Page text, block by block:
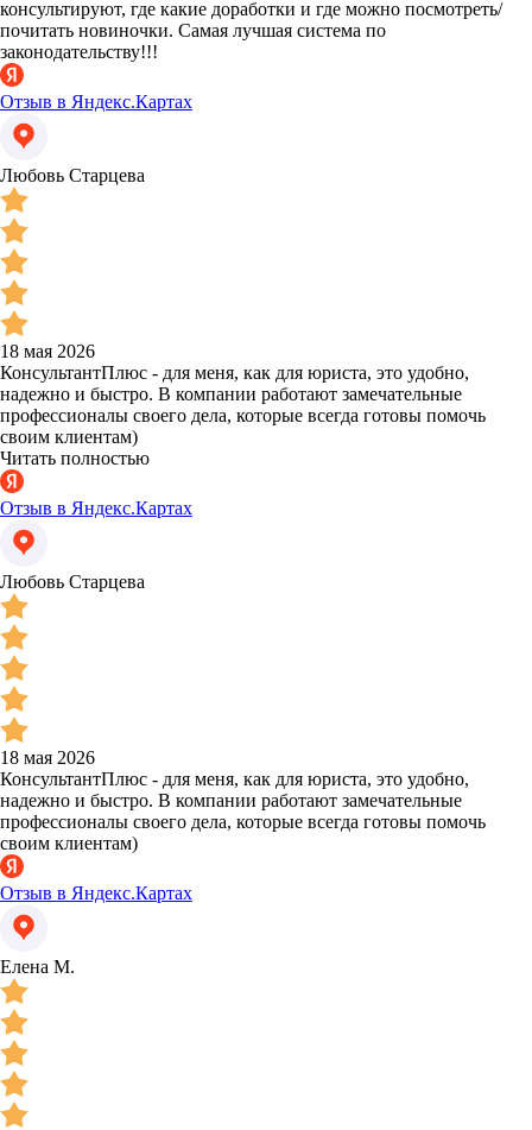
консультируют, где какие доработки и где можно посмотреть/
почитать новиночки. Самая лучшая система по
законодательству!!!
Отзыв в Яндекс.Картах
Любовь Старцева
18 мая 2026
КонсультантПлюс - для меня, как для юриста, это удобно,
надежно и быстро. В компании работают замечательные
профессионалы своего дела, которые всегда готовы помочь
своим клиентам)
Читать полностью
Отзыв в Яндекс.Картах
Любовь Старцева
18 мая 2026
КонсультантПлюс - для меня, как для юриста, это удобно,
надежно и быстро. В компании работают замечательные
профессионалы своего дела, которые всегда готовы помочь
своим клиентам)
Отзыв в Яндекс.Картах
Елена М.